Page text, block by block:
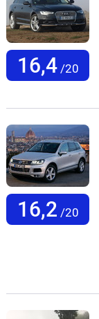
16,4/20
16,2 /20